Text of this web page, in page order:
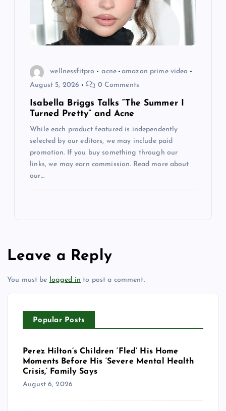
wellnessfitpro acne
amazon prime video
August 5, 2026
0 Comments
Isabella Briggs Talks “The Summer I
Turned Pretty” and Acne
While each product featured is independently
selected by our editors, we may include paid
promotion. If you buy something through our
links, we may earn commission. Read more about
our…
Leave a Reply
You must be logged in to post a comment.
Popular Posts
Perez Hilton’s Children ‘Fled’ His Home
Moments Before His ‘Severe Mental Health
Crisis,’ Family Says
August 6, 2026